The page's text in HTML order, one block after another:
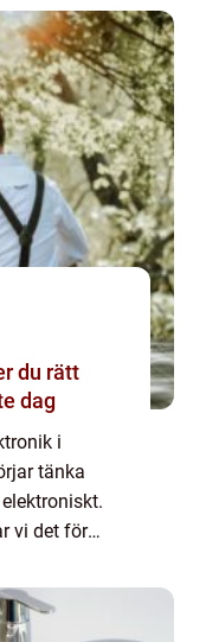
du rätt
dag
i
tänka
vi det för
och fr...